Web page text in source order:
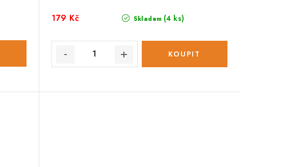
Skladem (4 ks)
179 Kč